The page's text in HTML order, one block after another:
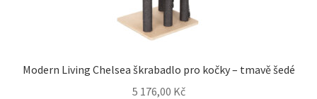
Modern Living Chelsea škrabadlo pro kočky – tmavě šedé
5 176,00 Kč